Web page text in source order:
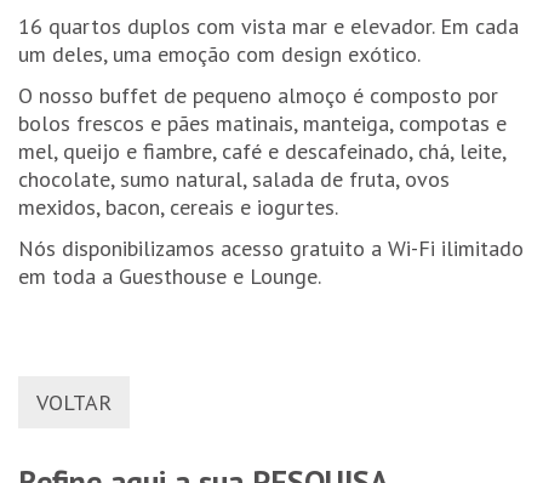
16 quartos duplos com vista mar e elevador. Em cada
um deles, uma emoção com design exótico.
O nosso buffet de pequeno almoço é composto por
bolos frescos e pães matinais, manteiga, compotas e
mel, queijo e fiambre, café e descafeinado, chá, leite,
chocolate, sumo natural, salada de fruta, ovos
mexidos, bacon, cereais e iogurtes.
Nós disponibilizamos acesso gratuito a Wi-Fi ilimitado
em toda a Guesthouse e Lounge.
VOLTAR